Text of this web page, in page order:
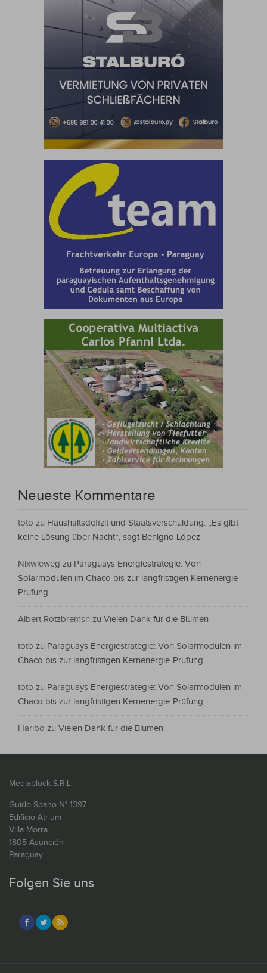
Neueste Kommentare
toto zu Haushaltsdefizit und Staatsverschuldung: „Es gibt
keine Lösung über Nacht“, sagt Benigno López
Nixwieweg zu Paraguays Energiestrategie: Von
Solarmodulen im Chaco bis zur langfristigen Kernenergie-
Prüfung
Albert Rotzbremsn zu Vielen Dank für die Blumen
toto zu Paraguays Energiestrategie: Von Solarmodulen im
Chaco bis zur langfristigen Kernenergie-Prüfung
toto zu Paraguays Energiestrategie: Von Solarmodulen im
Chaco bis zur langfristigen Kernenergie-Prüfung
Haribo zu Vielen Dank für die Blumen
Mediablock S.R.L.
Guido Spano N° 1397
Edificio Atrium
Villa Morra
1805 Asunción
Paraguay
Folgen Sie uns